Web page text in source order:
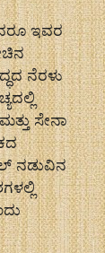
ಇವರ
ನೆರಳು
ಸೇನಾ
ನಡುವಿನ